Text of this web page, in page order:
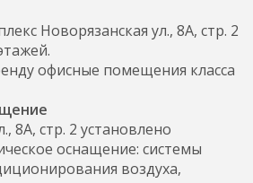
Новорязанская ул., 8А, стр. 2
офисные помещения класса
8А, стр. 2 установлено
оснащение: системы
воздуха,